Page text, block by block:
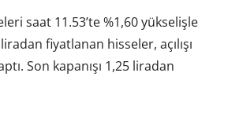
saat 11.53’te %1,60 yükselişle
fiyatlanan hisseler, açılışı
Son kapanışı 1,25 liradan